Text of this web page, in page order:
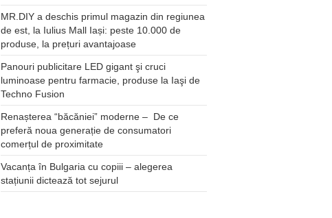
MR.DIY a deschis primul magazin din regiunea
de est, la Iulius Mall Iași: peste 10.000 de
produse, la prețuri avantajoase
Panouri publicitare LED gigant şi cruci
luminoase pentru farmacie, produse la Iaşi de
Techno Fusion
Renașterea “băcăniei” moderne – De ce
preferă noua generație de consumatori
comerțul de proximitate
Vacanța în Bulgaria cu copiii – alegerea
stațiunii dictează tot sejurul